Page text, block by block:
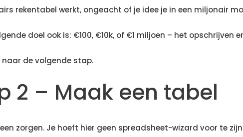
rekentabel werkt, ongeacht of je idee je in een miljonair
doel ook is: €100, €10k, of €1 miljoen – het opschrijven
naar de volgende stap.
2 – Maak een tabel
zorgen. Je hoeft hier geen spreadsheet-wizard voor te